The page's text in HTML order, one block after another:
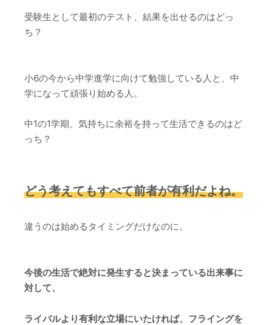
受験生として最初のテスト、結果を出せるのはどっ
ち？
小6の今から中学進学に向けて勉強している人と、中
学になって頑張り始める人。
中1の1学期、気持ちに余裕を持って生活できるのはど
っち？
どう考えてもすべて前者が有利だよね。
違うのは始めるタイミングだけなのに。
今後の生活で絶対に発生すると決まっている出来事に
対して、
ライバルより有利な立場にいたければ、フライングを